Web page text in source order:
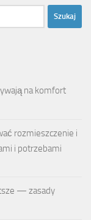
na komfort
rozmieszczenie i
i potrzebami
— zasady